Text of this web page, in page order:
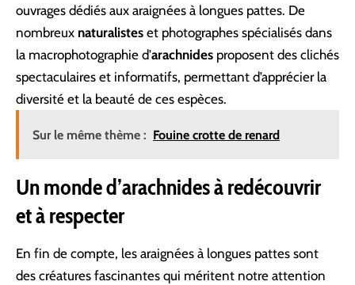
ouvrages dédiés aux araignées à longues pattes. De
nombreux naturalistes et photographes spécialisés dans
la macrophotographie d’arachnides proposent des clichés
spectaculaires et informatifs, permettant d’apprécier la
diversité et la beauté de ces espèces.
Sur le même thème : Fouine crotte de renard
Un monde d’arachnides à redécouvrir
et à respecter
En fin de compte, les araignées à longues pattes sont
des créatures fascinantes qui méritent notre attention